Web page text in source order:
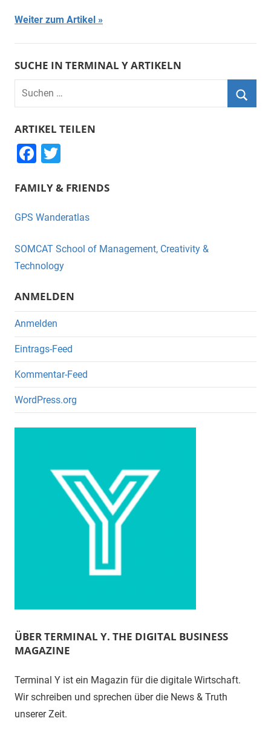
Weiter zum Artikel
SUCHE IN TERMINAL Y ARTIKELN
Suchen
nach:
ARTIKEL TEILEN
F
c
e
o
o
k
tt
er
FAMILY & FRIENDS
GPS Wanderatlas
SOMCAT School of Management, Creativity &
Technology
ANMELDEN
Anmelden
Eintrags-Feed
Kommentar-Feed
WordPress.org
ÜBER TERMINAL Y. THE DIGITAL BUSINESS
MAGAZINE
Terminal Y ist ein Magazin für die digitale Wirtschaft.
Wir schreiben und sprechen über die News & Truth
unserer Zeit.